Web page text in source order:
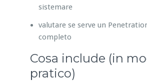
sistemare
valutare se serve un
completo
Cosa include (in
pratico)